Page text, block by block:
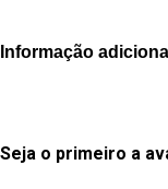
Informação adicional
Seja o primeiro a